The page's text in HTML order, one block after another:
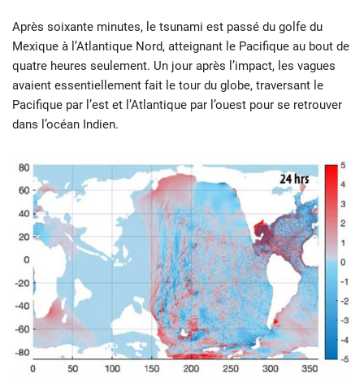
Après soixante minutes, le tsunami est passé du golfe du
Mexique à l’Atlantique Nord, atteignant le Pacifique au bout de
quatre heures seulement. Un jour après l’impact, les vagues
avaient essentiellement fait le tour du globe, traversant le
Pacifique par l’est et l’Atlantique par l’ouest pour se retrouver
dans l’océan Indien.